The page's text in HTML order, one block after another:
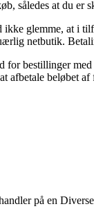
således at du er
glemme, at i
netbutik.
for bestillinger
afbetale beløbet af
på en